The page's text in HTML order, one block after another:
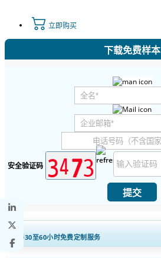
立即购买
下载免费样本
安全验证码
提交
获得30至60小时免费定制服务